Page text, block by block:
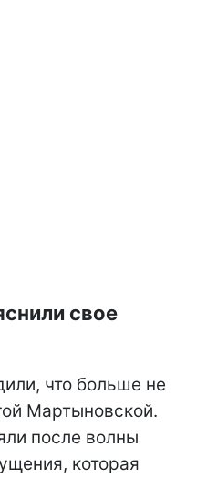
свое
что больше не
Мартыновской.
после волны
которая